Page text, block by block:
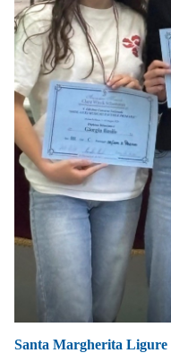
Santa Margherita Ligure